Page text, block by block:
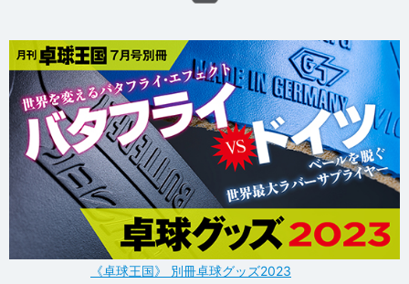
《卓球王国》 別冊卓球グッズ2023